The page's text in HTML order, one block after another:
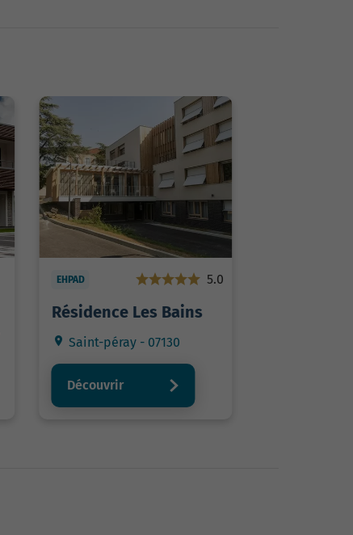
EHPAD 5.0
Résidence Les Bains
Saint-péray - 07130
Découvrir